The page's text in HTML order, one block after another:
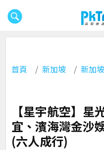
首頁 新加坡
新加
【星宇航空】星
宜、濱海灣金沙
(六人成行)